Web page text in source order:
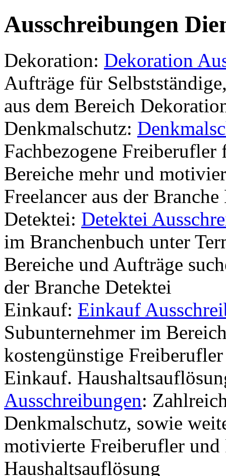
Ausschreibungen
Dekoration: Dekoration
Aufträge für
aus dem Bereich
Denkmalschutz:
Fachbezogene
Bereiche mehr und
Freelancer aus der
Detektei: Detektei
im Branchenbuch unter
Bereiche und Aufträge
der Branche Detektei
Einkauf: Einkauf
Subunternehmer im
kostengünstige
Einkauf.
Ausschreibungen:
Denkmalschutz, sowie
motivierte Freiberufler und
Haushaltsauflösung